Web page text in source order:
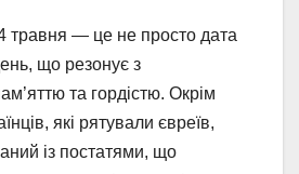
травня — це не просто дата
що резонує з
та гордістю. Окрім
які рятували євреїв,
із постатями, що